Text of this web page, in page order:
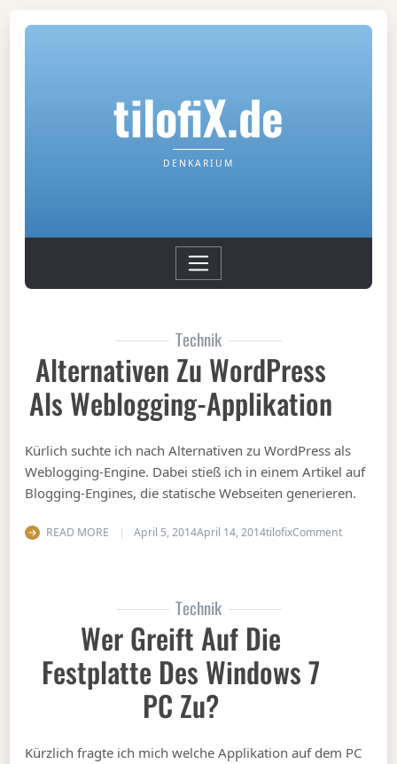
tilofiX.de
DENKARIUM
Technik
Alternativen Zu WordPress
Als Weblogging-Applikation
Kürlich suchte ich nach Alternativen zu WordPress als
Weblogging-Engine. Dabei stieß ich in einem Artikel auf
Blogging-Engines, die statische Webseiten generieren.
READ MORE April 5, 2014April 14, 2014tilofixCommenton
Technik
Wer Greift Auf Die
Festplatte Des Windows 7
PC Zu?
Kürzlich fragte ich mich welche Applikation auf dem PC